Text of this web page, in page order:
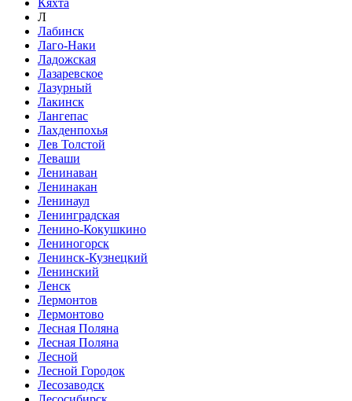
Кяхта
Л
Лабинск
Лаго-Наки
Ладожская
Лазаревское
Лазурный
Лакинск
Лангепас
Лахденпохья
Лев Толстой
Леваши
Ленинаван
Ленинакан
Ленинаул
Ленинградская
Ленино-Кокушкино
Лениногорск
Ленинск-Кузнецкий
Ленинский
Ленск
Лермонтов
Лермонтово
Лесная Поляна
Лесная Поляна
Лесной
Лесной Городок
Лесозаводск